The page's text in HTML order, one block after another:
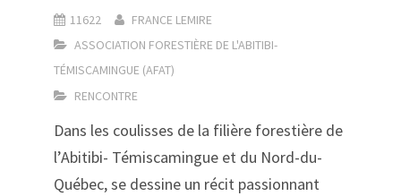
11622
FRANCE LEMIRE
ASSOCIATION FORESTIÈRE DE L'ABITIBI-
TÉMISCAMINGUE (AFAT)
RENCONTRE
Dans les coulisses de la filière forestière de
l’Abitibi- Témiscamingue et du Nord-du-
Québec, se dessine un récit passionnant